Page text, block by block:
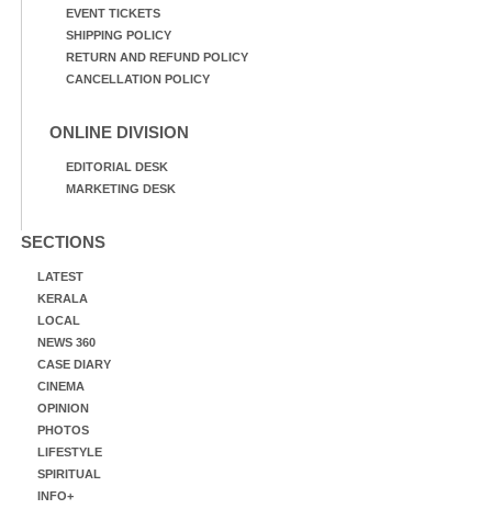
EVENT TICKETS
SHIPPING POLICY
RETURN AND REFUND POLICY
CANCELLATION POLICY
ONLINE DIVISION
EDITORIAL DESK
MARKETING DESK
SECTIONS
LATEST
KERALA
LOCAL
NEWS 360
CASE DIARY
CINEMA
OPINION
PHOTOS
LIFESTYLE
SPIRITUAL
INFO+